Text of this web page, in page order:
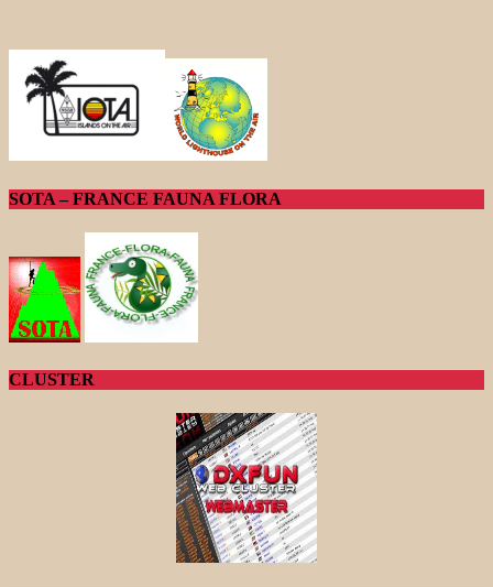
SOTA – FRANCE FAUNA FLORA
CLUSTER